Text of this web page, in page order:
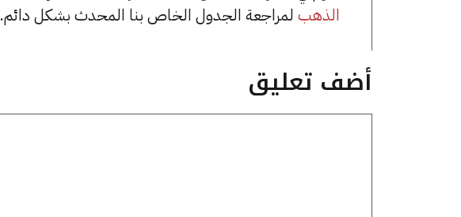
الذهب لمراجعة الجدول الخاص بنا المحدث بشكل دائم.
أضف تعليق